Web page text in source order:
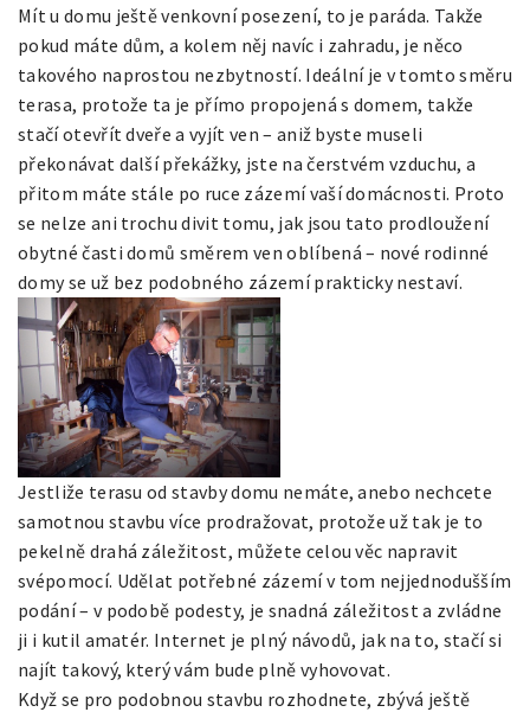
Mít u domu ještě venkovní posezení, to je paráda. Takže
pokud máte dům, a kolem něj navíc i zahradu, je něco
takového naprostou nezbytností. Ideální je v tomto směru
terasa, protože ta je přímo propojená s domem, takže
stačí otevřít dveře a vyjít ven – aniž byste museli
překonávat další překážky, jste na čerstvém vzduchu, a
přitom máte stále po ruce zázemí vaší domácnosti. Proto
se nelze ani trochu divit tomu, jak jsou tato prodloužení
obytné časti domů směrem ven oblíbená – nové rodinné
domy se už bez podobného zázemí prakticky nestaví.
Jestliže terasu od stavby domu nemáte, anebo nechcete
samotnou stavbu více prodražovat, protože už tak je to
pekelně drahá záležitost, můžete celou věc napravit
svépomocí. Udělat potřebné zázemí v tom nejjednodušším
podání – v podobě podesty, je snadná záležitost a zvládne
ji i kutil amatér. Internet je plný návodů, jak na to, stačí si
najít takový, který vám bude plně vyhovovat.
Když se pro podobnou stavbu rozhodnete, zbývá ještě